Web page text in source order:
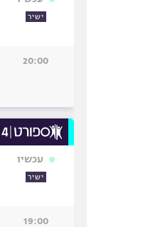
ישיר
20:00
עכשיו
ישיר
19:00